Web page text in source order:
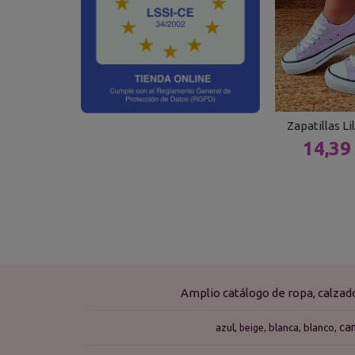
Zapatillas
Amplio catálogo de ropa,
azul beige blanca blanco